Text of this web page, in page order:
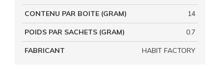
CONTENU PAR BOITE (GRAM) 14
POIDS PAR SACHETS (GRAM) 0.7
FABRICANT HABIT FACTORY